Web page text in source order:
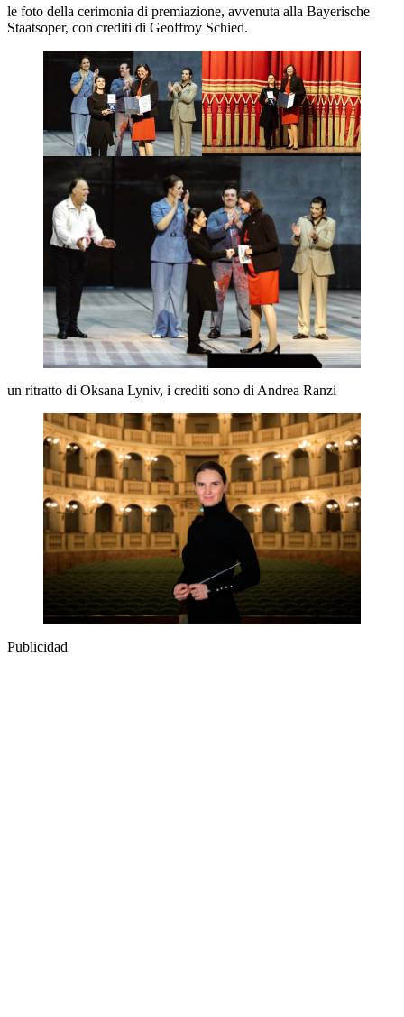
le foto della cerimonia di premiazione, avvenuta alla Bayerische
Staatsoper, con crediti di Geoffroy Schied.
un ritratto di Oksana Lyniv, i crediti sono di Andrea Ranzi
Publicidad